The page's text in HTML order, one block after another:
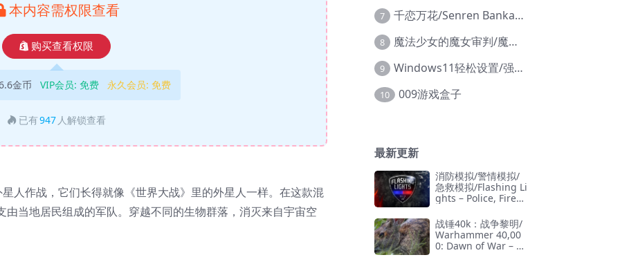
本内容需权限查看
购买查看权限
金币 VIP会员: 免费 永久会员: 免费
已有947 人解锁查看
人作战，它们长得就像《世界大战》里的外星人一样。在这款混
当地居民组成的军队。穿越不同的生物群落，消灭来自宇宙空
7 千恋万花/Senren Banka/安卓版
8 魔法少女的魔女审判/魔法少女ノ魔女裁判
9 Windows11轻松设置/强力禁止WD等/兼容Win10
10 009游戏盒子
最新更新
消防模拟/警情模拟/
急救模拟/Flashing Li
ghts – Police, Firefi
Services Simulator
战锤40k：战争黎明/
Warhammer 40,00
0: Dawn of War – D